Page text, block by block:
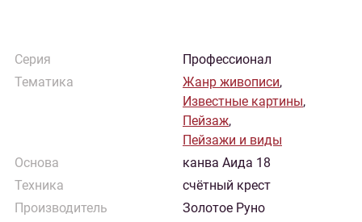
Серия
Профессионал
Тематика
Жанр живописи,
Известные картины,
Пейзаж,
Пейзажи и виды
Основа
канва Аида 18
Техника
счётный крест
Производитель
Золотое Руно